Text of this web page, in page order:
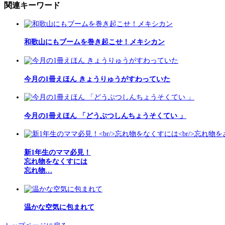
関連キーワード
和歌山にもブームを巻き起こせ！メキシカン
今月の1冊えほん きょうりゅうがすわっていた
今月の1冊えほん 「どうぶつしんちょうそくてい 」
新1年生のママ必見！
忘れ物をなくすには
忘れ物…
温かな空気に包まれて